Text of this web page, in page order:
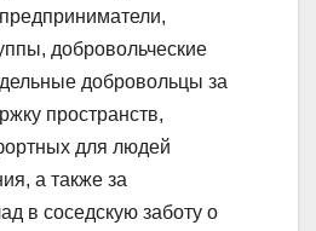
добровольческие
добровольцы за
пространств,
для людей
а также за
в соседскую заботу о